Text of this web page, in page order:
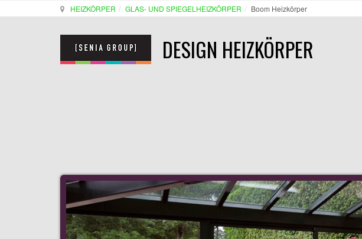
HEIZKÖRPER GLAS- UND SPIEGELHEIZKÖRPER Boom Heizkörper
DESIGN HEIZKÖRPER